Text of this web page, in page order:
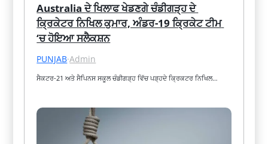
Australia ਦੇ ਖਿਲਾਫ ਖੇਡਣਗੇ ਚੰਡੀਗੜ੍ਹ ਦੇ
ਕ੍ਰਿਕੇਟਰ ਨਿਖਿਲ ਕੁਮਾਰ, ਅੰਡਰ-19 ਕ੍ਰਿਕੇਟ ਟੀਮ
‘ਚ ਹੋਇਆ ਸਲੈਕਸ਼ਨ
PUNJAB·Admin
ਸੈਕਟਰ-21 ਅਤੇ ਸੈਪਿਨਸ ਸਕੂਲ ਚੰਡੀਗੜ੍ਹ ਵਿੱਚ ਪੜ੍ਹਦੇ ਕ੍ਰਿਕਟਰ ਨਿਖਿਲ…